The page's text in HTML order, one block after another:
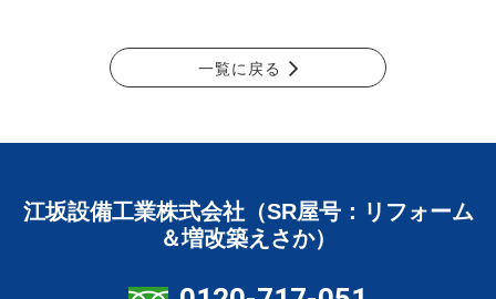
一覧に戻る
江坂設備工業株式会社（SR屋号：リフォーム
＆増改築えさか）